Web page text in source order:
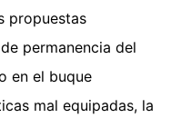
propuestas
permanencia del
en el buque
mal equipadas, la